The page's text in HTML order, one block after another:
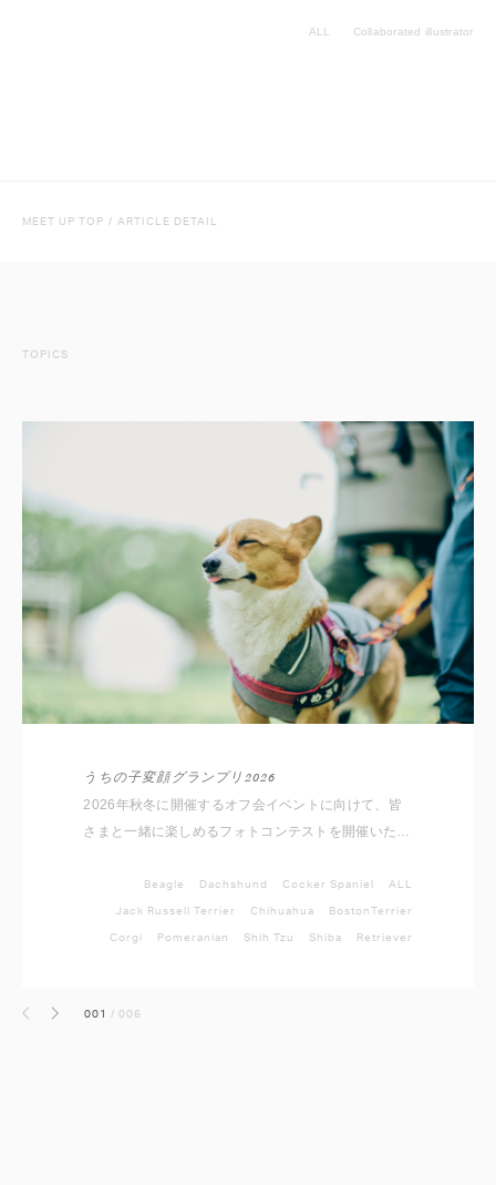
ALL Collaborated illustrator
MEET UP TOP / ARTICLE DETAIL
TOPICS
うちの子変顔グランプリ2026
2026年秋冬に開催するオフ会イベントに向けて、皆
さまと一緒に楽しめるフォトコンテストを開催いたし
を撮影して、指定のハッシュタグと対象犬種アカウン
トをメンションしてInstagramに投稿するだけ。 思わ
ず笑ってしまう愛犬のベストショットをぜひご応募く
Beagle Dachshund Cocker Spaniel ALL
Jack Russell Terrier Chihuahua BostonTerrier
Corgi Pomeranian Shih Tzu Shiba Retriever
前へ 次へ 001 /006